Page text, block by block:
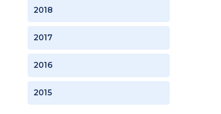
2018
2017
2016
2015